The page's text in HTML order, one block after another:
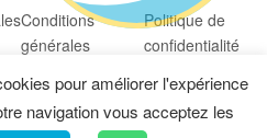
Conditions
générales
Politique de
confidentialité
pour améliorer l'expérience
navigation vous acceptez les